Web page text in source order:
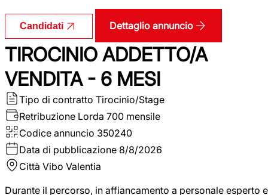
Candidati Dettaglio annuncio
TIROCINIO ADDETTO/A
VENDITA - 6 MESI
Tipo di contratto Tirocinio/Stage
Retribuzione Lorda 700 mensile
Codice annuncio 350240
Data di pubblicazione 8/8/2026
Città Vibo Valentia
Durante il percorso, in affiancamento a personale esperto e